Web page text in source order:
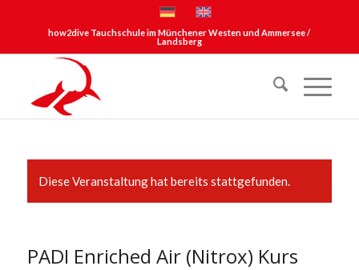
how2dive Tauchschule im Münchener Westen und Ammersee /
Landsberg
Diese Veranstaltung hat bereits stattgefunden.
PADI Enriched Air (Nitrox) Kurs